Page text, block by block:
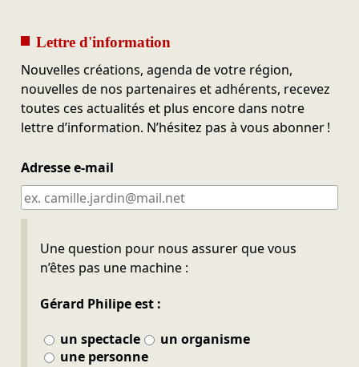
Lettre d'information
Nouvelles créations, agenda de votre région,
nouvelles de nos partenaires et adhérents, recevez
toutes ces actualités et plus encore dans notre
lettre d’information. N’hésitez pas à vous abonner !
Adresse e-mail
Une question pour nous assurer que vous
n’êtes pas une machine :
Gérard Philipe est :
un spectacle
un organisme
une personne
Ne pas remplir